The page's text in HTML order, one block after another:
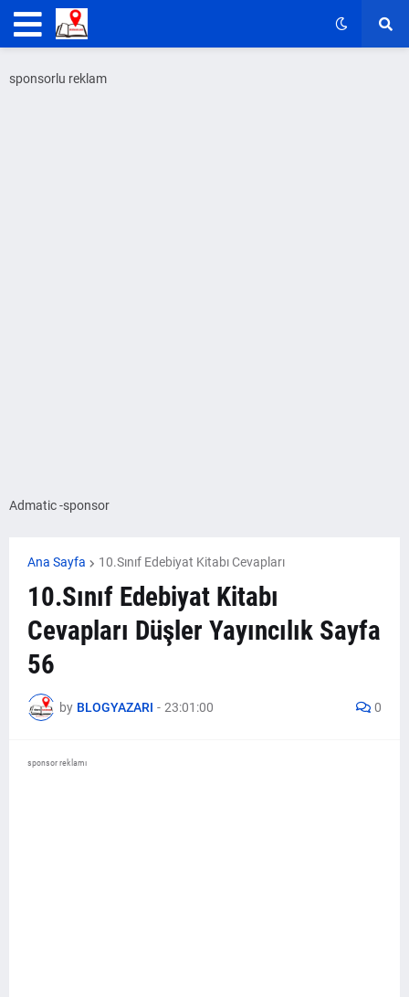
sponsorlu reklam
Admatic -sponsor
Ana Sayfa 10.Sınıf Edebiyat Kitabı Cevapları
10.Sınıf Edebiyat Kitabı
Cevapları Düşler Yayıncılık Sayfa
56
by BLOGYAZARI - 23:01:00 0
sponsor reklamı